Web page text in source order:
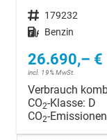
Fahrzeugnr. 179232
Kraftstoff Benzin
26.690,– €
incl. 19% MwSt.
Verbrauch
CO2-Klasse: D
CO2-